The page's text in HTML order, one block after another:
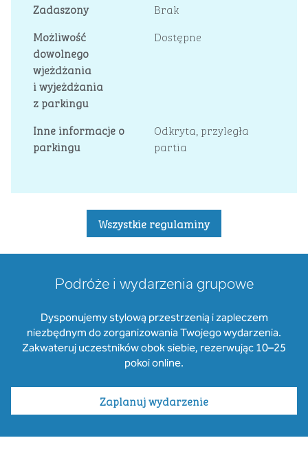
Zadaszony
Brak
Możliwość
dowolnego
wjeżdżania
i wyjeżdżania
z parkingu
Dostępne
Inne informacje o
parkingu
Odkryta, przyległa
partia
Wszystkie regulaminy
Podróże i wydarzenia grupowe
Dysponujemy stylową przestrzenią i zapleczem
niezbędnym do zorganizowania Twojego wydarzenia.
Zakwateruj uczestników obok siebie, rezerwując 10–25
pokoi online.
Zaplanuj wydarzenie